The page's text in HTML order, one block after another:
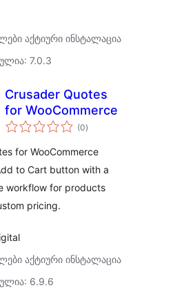
აქტიური ინსტალაცია
7.0.3
Crusader Quotes
for WooCommerce
(0საერთო
რეიტინგი
)
for WooCommerce
to Cart button with a
workflow for products
pricing.
აქტიური ინსტალაცია
6.9.6